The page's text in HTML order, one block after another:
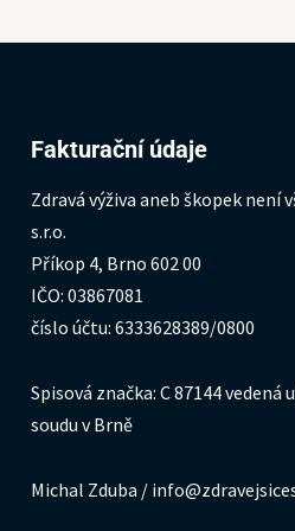
Fakturační údaje
Zdravá výživa aneb škopek není
s.r.o.
Příkop 4, Brno 602 00
IČO: 03867081
číslo účtu: 6333628389/0800
Spisová značka: C 87144 vedená
soudu v Brně
Michal Zduba /